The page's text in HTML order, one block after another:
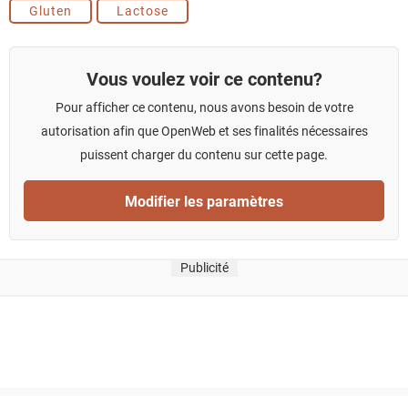
Gluten Lactose
Vous voulez voir ce contenu?
Pour afficher ce contenu, nous avons besoin de votre
autorisation afin que OpenWeb et ses finalités nécessaires
puissent charger du contenu sur cette page.
Modifier les paramètres
Publicité